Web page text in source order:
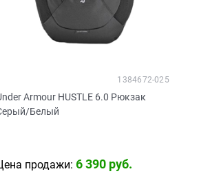
Armour HUSTLE 6.0 Рюкзак
Белый
1384672-025
продажи: 6 390 руб.